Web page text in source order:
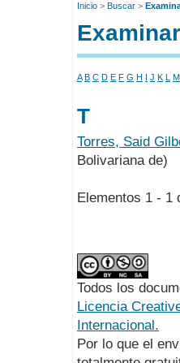
Inicio > Buscar >
A B C D E F G H I J K L M
T
Torres, Said
Bolivariana de)
Elementos 1 -
Todos los
Licencia
Internacional.
Por lo que el